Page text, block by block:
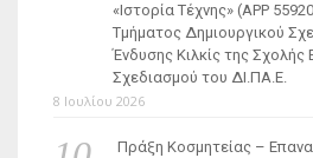
«Ιστορία Τέχνης» (ΑΡΡ
Τμήματος Δημιουργικού
Ένδυσης Κιλκίς της Σχολής
Σχεδιασμού του ΔΙ.ΠΑ.Ε.
8 Ιουλίου 2026
Πράξη Κοσμητείας –